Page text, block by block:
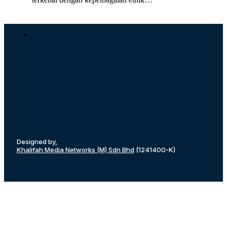
Designed by,
Khalifah Media Networks (M) Sdn Bhd (1241400-K)